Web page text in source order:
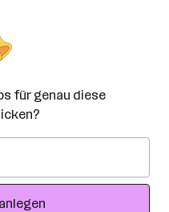
für genau diese